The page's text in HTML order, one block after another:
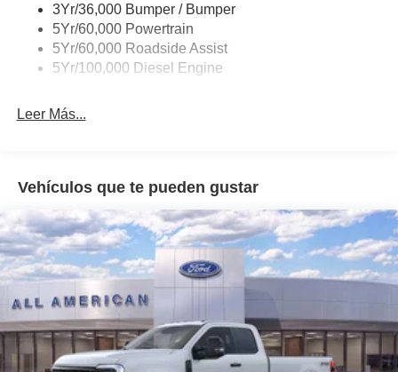
Boxside Steps
Cargo Lamp w/High Mount Stop Light
Fixed Rear Window
Light Tinted Glass
Regular Box Style
Reverse Opening Rear Doors
Steel Spare Wheel
Tailgate Rear Cargo Access
Tailgate/Rear Door Lock Included w/Power Door Locks
Tires: LT245/75Rx17E BSW A/S -inc: Spare may not
be the same as road tire
Variable Intermittent Wipers
3Yr/36,000 Bumper / Bumper
5Yr/60,000 Powertrain
5Yr/60,000 Roadside Assist
5Yr/100,000 Diesel Engine
Leer Más...
Vehículos que te pueden gustar